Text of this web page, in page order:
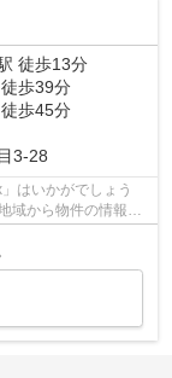
徒歩13分
徒歩39分
徒歩45分
3-28
はいかがでしょう
域から物件の情報を